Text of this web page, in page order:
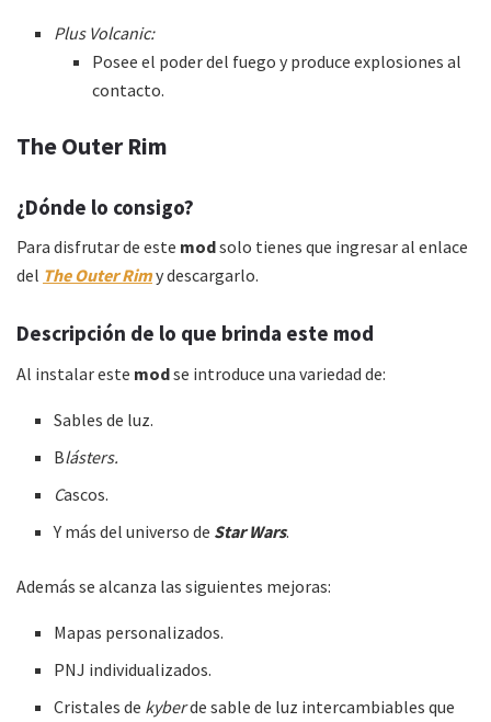
Plus Volcanic:
Posee el poder del fuego y produce explosiones al
contacto.
The Outer Rim
¿Dónde lo consigo?
Para disfrutar de este modsolo tienes que ingresar al enlace
del The Outer Rimy descargarlo.
Descripción de lo que brinda este mod
Al instalar este modse introduce una variedad de:
Sables de luz.
Blásters.
Cascos.
Y más del universo de Star Wars.
Además se alcanza las siguientes mejoras:
Mapas personalizados.
PNJ individualizados.
Cristales de kyberde sable de luz intercambiables que